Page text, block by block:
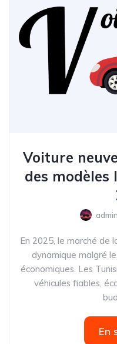
Voiture
des modèles
admin
En 2025, le marché de
dynamique malgré
économiques. Les
véhicules fiables,
En